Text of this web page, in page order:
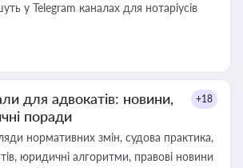
у Telegram каналах для нотаріусів
для адвокатів: новини,
поради
+18
нормативних змін, судова практика,
юридичні алгоритми, правові новини